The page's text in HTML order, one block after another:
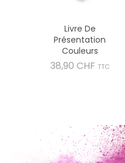
Livre De
Présentation
Couleurs
38,90 CHF Prix
TTC